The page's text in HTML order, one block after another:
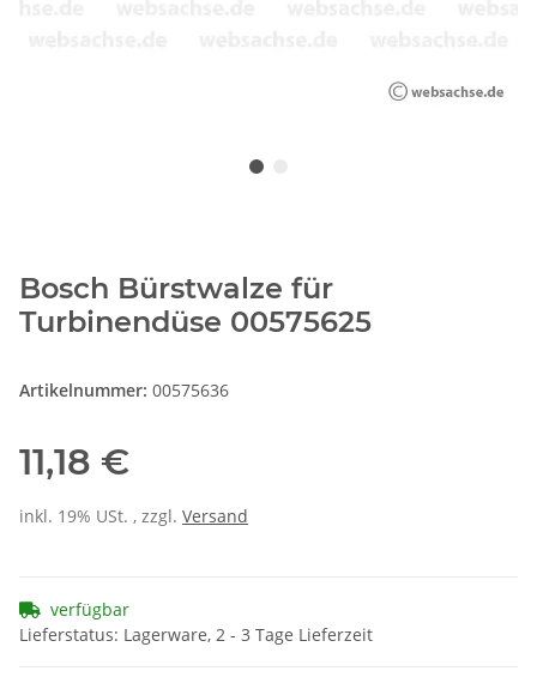
Bosch Bürstwalze für
Turbinendüse 00575625
Artikelnummer: 00575636
11,18 €
inkl. 19% USt. , zzgl. Versand
verfügbar
Lieferstatus: Lagerware, 2 - 3 Tage Lieferzeit